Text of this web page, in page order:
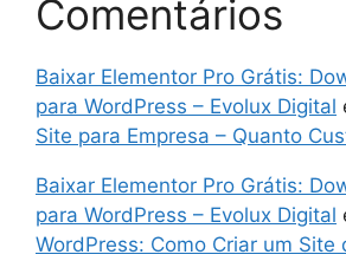
Comentários
Baixar Elementor Pro Grátis:
para WordPress – Evolux Digital
Site para Empresa – Quanto
Baixar Elementor Pro Grátis:
para WordPress – Evolux Digital
WordPress: Como Criar um Site